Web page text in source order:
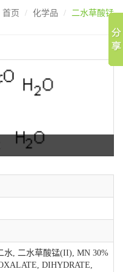
首页 化学品 二水草酸锰
水, 二水草酸锰(II), MN 30%
DIHYDRATE,